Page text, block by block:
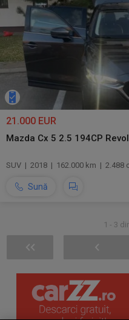
21.000 EUR
Mazda Cx 5 2.5 194CP
SUV | 2018 | 162.000 km | 2.488
Sună
1 - 3